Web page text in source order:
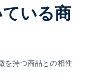
いる商
を持つ商品との相性